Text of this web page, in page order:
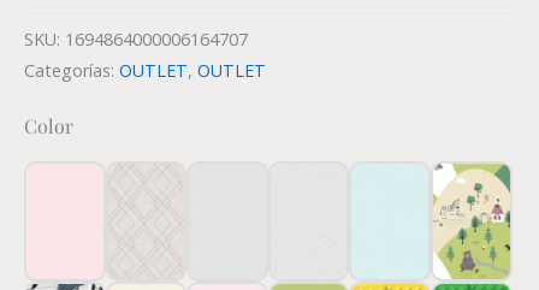
SKU: 1694864000006164707
Categorías: OUTLET, OUTLET
Color